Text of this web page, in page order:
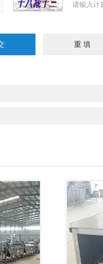
请输入计